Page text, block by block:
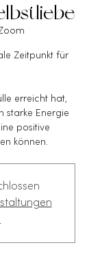
Zeitpunkt für
erreicht hat,
starke Energie
positive
können.